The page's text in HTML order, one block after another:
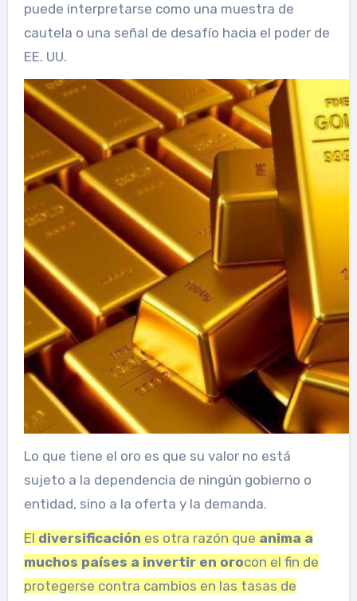
puede interpretarse como una muestra de
cautela o una señal de desafío hacia el poder de
EE. UU.
Lo que tiene el oro es que su valor no está
sujeto a la dependencia de ningún gobierno o
entidad, sino a la oferta y la demanda.
El diversificación es otra razón que anima a
muchos países a invertir en orocon el fin de
protegerse contra cambios en las tasas de